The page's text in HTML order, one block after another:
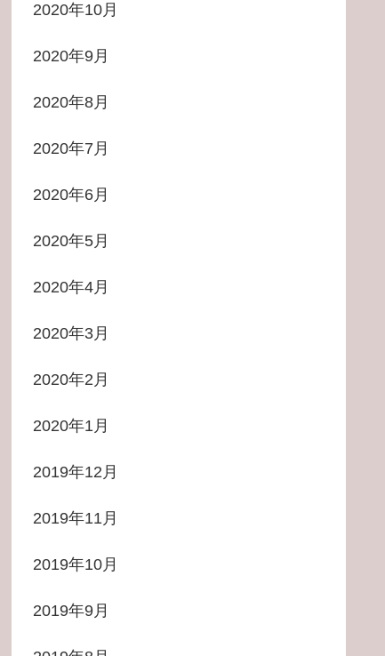
2020年10月
2020年9月
2020年8月
2020年7月
2020年6月
2020年5月
2020年4月
2020年3月
2020年2月
2020年1月
2019年12月
2019年11月
2019年10月
2019年9月